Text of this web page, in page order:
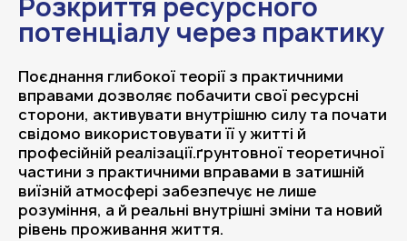
потенціалу через практику
Поєднання глибокої теорії з практичними
вправами дозволяє побачити свої ресурсні
сторони, активувати внутрішню силу та почати
свідомо використовувати її у житті й
професійній реалізації.ґрунтовної теоретичної
частини з практичними вправами в затишній
виїзній атмосфері забезпечує не лише
розуміння, а й реальні внутрішні зміни та новий
рівень проживання життя.